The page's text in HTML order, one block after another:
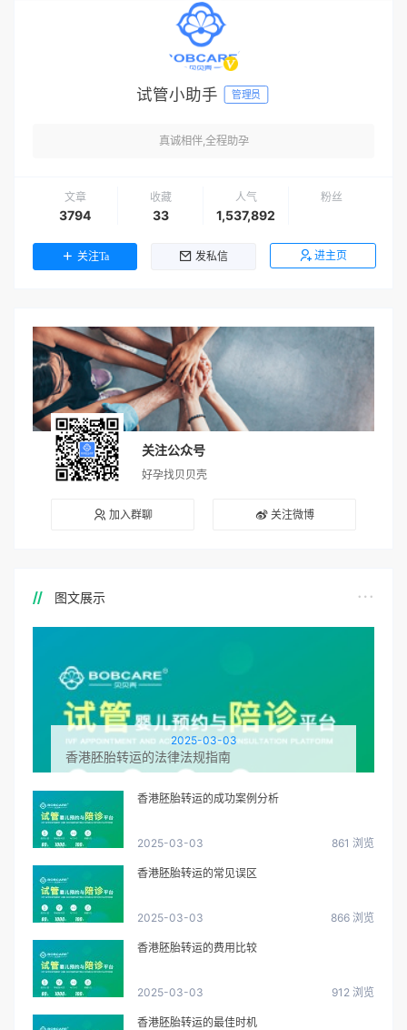
试管小助手 管理员
真诚相伴,全程助孕
文章
3794
收藏
33
人气
1,537,892
粉丝
关注Ta 发私信 进主页
关注公众号
好孕找贝贝壳
加入群聊 关注微博
图文展示
2025-03-03
香港胚胎转运的法律法规指南
香港胚胎转运的成功案例分析
2025-03-03 861 浏览
香港胚胎转运的常见误区
2025-03-03 866 浏览
香港胚胎转运的费用比较
2025-03-03 912 浏览
香港胚胎转运的最佳时机